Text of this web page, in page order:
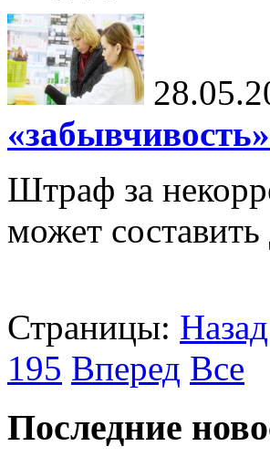
«забывчивость»
Штраф за
может
Страницы: Назад
195 Вперед Все
Последние